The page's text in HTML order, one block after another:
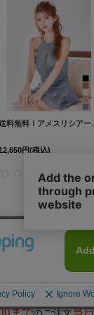
260801-2]
1] [ 送料無料！アメスリシアービジューテ
円(税込)
DELIVERY
配送について
円以上ご注文で
までのご注文当